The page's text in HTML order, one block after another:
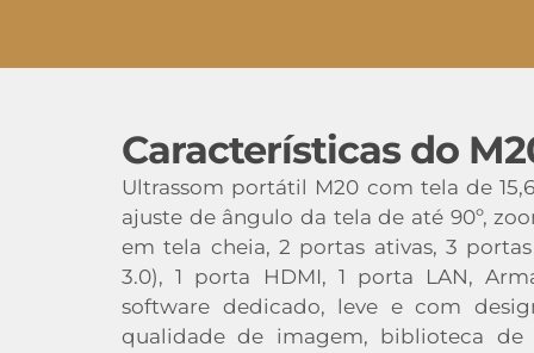
Características do
Ultrassom portátil M20 com tela de
ajuste de ângulo da tela de até 90º,
em tela cheia, 2 portas ativas, 3
3.0), 1 porta HDMI, 1 porta LAN,
software dedicado, leve e com
qualidade de imagem, biblioteca de